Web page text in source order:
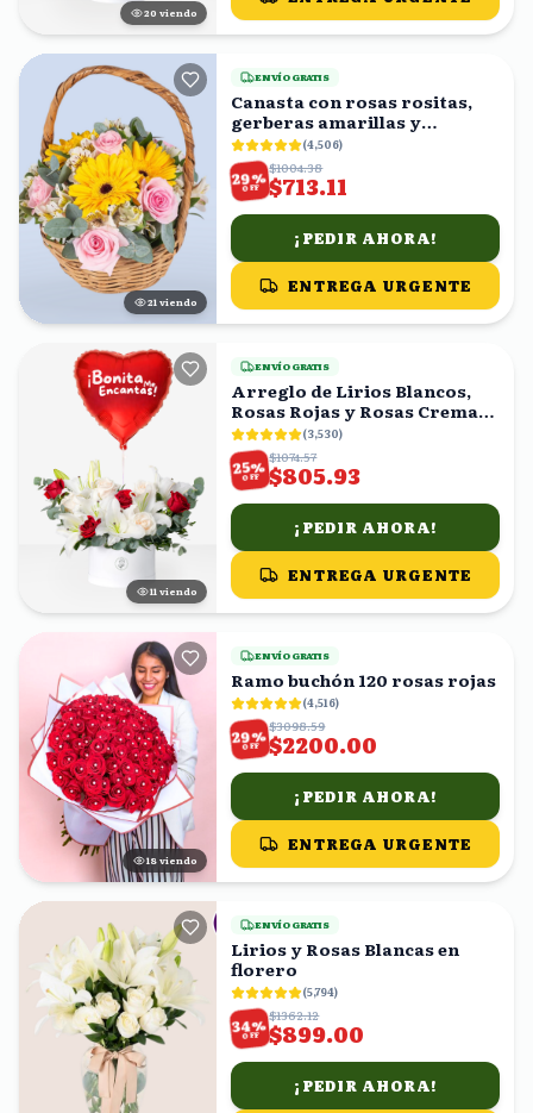
20 viendo
20 viendo
ENVÍO GRATIS
Canasta con rosas rositas,
gerberas amarillas y
astromelias blancas
(4,506)
29%
OFF
$1004.38
$713.11
¡PEDIR AHORA!
ENTREGA URGENTE
11 viendo
ENVÍO GRATIS
Arreglo de Lirios Blancos,
Rosas Rojas y Rosas Crema
en Caja con Globo
(3,530)
25%
OFF
$1074.57
$805.93
¡PEDIR AHORA!
ENTREGA URGENTE
18 viendo
ENVÍO GRATIS
Ramo buchón 120 rosas rojas
(4,516)
29%
OFF
$3098.59
$2200.00
¡PEDIR AHORA!
ENTREGA URGENTE
ENVÍO GRATIS
Lirios y Rosas Blancas en
florero
(5,794)
34%
OFF
$1362.12
$899.00
¡PEDIR AHORA!